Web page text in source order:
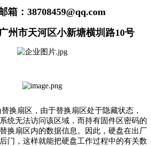
箱：38708459@qq.com
州市天河区小新塘横圳路10号
替换扇区，由于替换扇区处于隐藏状态，
统无法访问该区域，而持有固件区密码的
换扇区内的数据信息。因此，硬盘在出厂
门，这样就能把硬盘工作过程中的有关数